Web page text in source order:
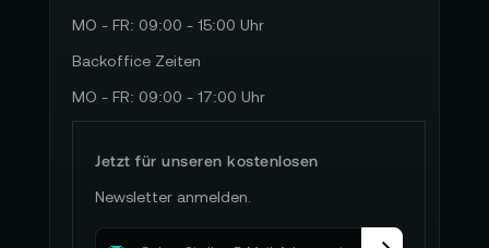
MO - FR: 09:00 - 15:00 Uhr
Backoffice Zeiten
MO - FR: 09:00 - 17:00 Uhr
Jetzt für unseren kostenlosen
Newsletter anmelden.
M